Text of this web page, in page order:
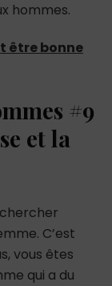
hommes.
être bonne
#9
et la
C’est
vous êtes
qui a du